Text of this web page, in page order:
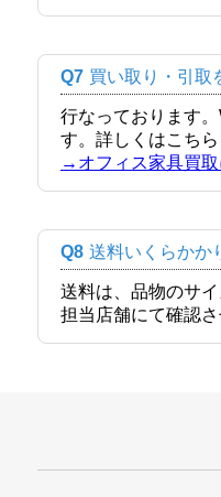
Q7 買い取り・引取
行なっております
す。詳しくはこち
→オフィス家具買
Q8 送料いくらかか
送料は、品物のサ
担当店舗にて確認